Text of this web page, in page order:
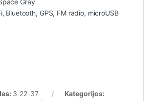
Gray
Bluetooth, GPS, FM radio, microUSB
3-22-37
Kategorijos: